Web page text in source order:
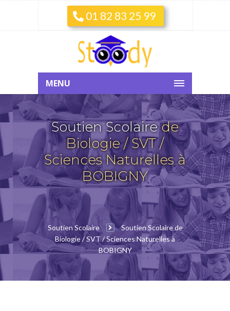
01 82 83 25 99
MENU
Soutien Scolairede
Biologie / SVT /
Sciences Naturelles à
BOBIGNY
Soutien Scolaire
Soutien Scolaire de
Biologie / SVT / Sciences Naturelles à
BOBIGNY